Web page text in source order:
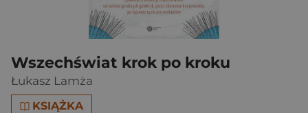
Wszechświat krok po kroku
Łukasz Lamża
KSIĄŻKA